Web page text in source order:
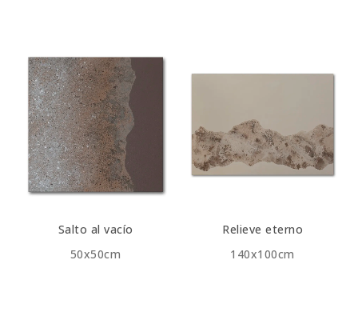
50x50cm
Salto al vacío
140x100cm
Relieve eterno